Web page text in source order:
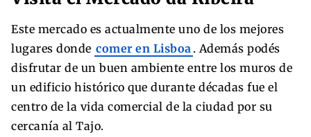
Este mercado es actualmente uno de los mejores
lugares donde comer en Lisboa . Además podés
disfrutar de un buen ambiente entre los muros de
un edificio histórico que durante décadas fue el
centro de la vida comercial de la ciudad por su
cercanía al Tajo.